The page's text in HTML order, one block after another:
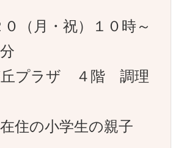
０（月・祝）１０時～
丘プラザ ４階 調理
住の小学生の親子